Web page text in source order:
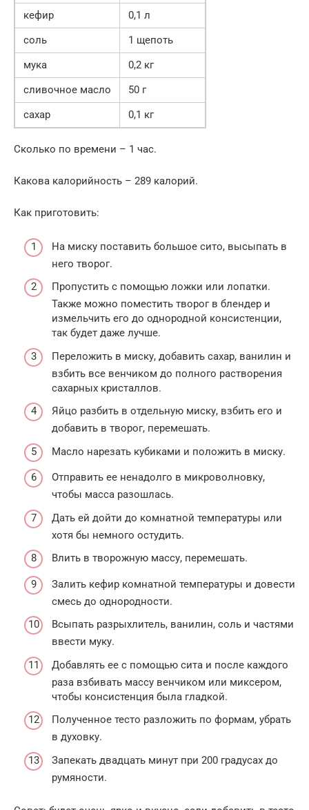
кефир
0,1 л
соль
1 щепоть
мука
0,2 кг
сливочное масло
50 г
сахар
0,1 кг
Сколько по времени – 1 час.
Какова калорийность – 289 калорий.
Как приготовить:
На миску поставить большое сито, высыпать в
него творог.
Пропустить с помощью ложки или лопатки.
Также можно поместить творог в блендер и
измельчить его до однородной консистенции,
так будет даже лучше.
Переложить в миску, добавить сахар, ванилин и
взбить все венчиком до полного растворения
сахарных кристаллов.
Яйцо разбить в отдельную миску, взбить его и
добавить в творог, перемешать.
Масло нарезать кубиками и положить в миску.
Отправить ее ненадолго в микроволновку,
чтобы масса разошлась.
Дать ей дойти до комнатной температуры или
хотя бы немного остудить.
Влить в творожную массу, перемешать.
Залить кефир комнатной температуры и довести
смесь до однородности.
Всыпать разрыхлитель, ванилин, соль и частями
ввести муку.
Добавлять ее с помощью сита и после каждого
раза взбивать массу венчиком или миксером,
чтобы консистенция была гладкой.
Полученное тесто разложить по формам, убрать
в духовку.
Запекать двадцать минут при 200 градусах до
румяности.